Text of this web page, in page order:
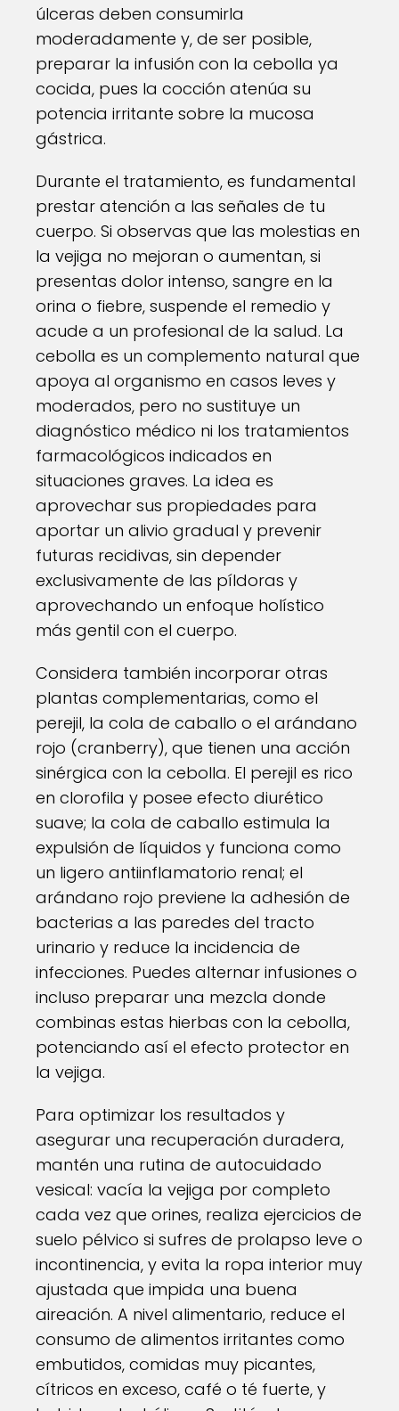
úlceras deben consumirla
moderadamente y, de ser posible,
preparar la infusión con la cebolla ya
cocida, pues la cocción atenúa su
potencia irritante sobre la mucosa
gástrica.
Durante el tratamiento, es fundamental
prestar atención a las señales de tu
cuerpo. Si observas que las molestias en
la vejiga no mejoran o aumentan, si
presentas dolor intenso, sangre en la
orina o fiebre, suspende el remedio y
acude a un profesional de la salud. La
cebolla es un complemento natural que
apoya al organismo en casos leves y
moderados, pero no sustituye un
diagnóstico médico ni los tratamientos
farmacológicos indicados en
situaciones graves. La idea es
aprovechar sus propiedades para
aportar un alivio gradual y prevenir
futuras recidivas, sin depender
exclusivamente de las píldoras y
aprovechando un enfoque holístico
más gentil con el cuerpo.
Considera también incorporar otras
plantas complementarias, como el
perejil, la cola de caballo o el arándano
rojo (cranberry), que tienen una acción
sinérgica con la cebolla. El perejil es rico
en clorofila y posee efecto diurético
suave; la cola de caballo estimula la
expulsión de líquidos y funciona como
un ligero antiinflamatorio renal; el
arándano rojo previene la adhesión de
bacterias a las paredes del tracto
urinario y reduce la incidencia de
infecciones. Puedes alternar infusiones o
incluso preparar una mezcla donde
combinas estas hierbas con la cebolla,
potenciando así el efecto protector en
la vejiga.
Para optimizar los resultados y
asegurar una recuperación duradera,
mantén una rutina de autocuidado
vesical: vacía la vejiga por completo
cada vez que orines, realiza ejercicios de
suelo pélvico si sufres de prolapso leve o
incontinencia, y evita la ropa interior muy
ajustada que impida una buena
aireación. A nivel alimentario, reduce el
consumo de alimentos irritantes como
embutidos, comidas muy picantes,
cítricos en exceso, café o té fuerte, y